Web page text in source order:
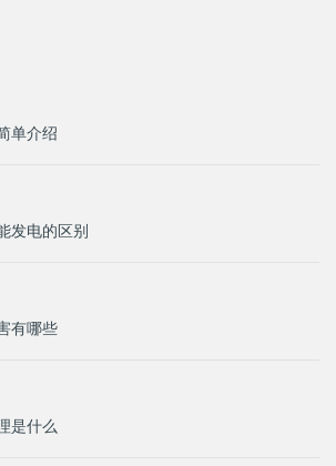
单介绍
发电的区别
有哪些
是什么